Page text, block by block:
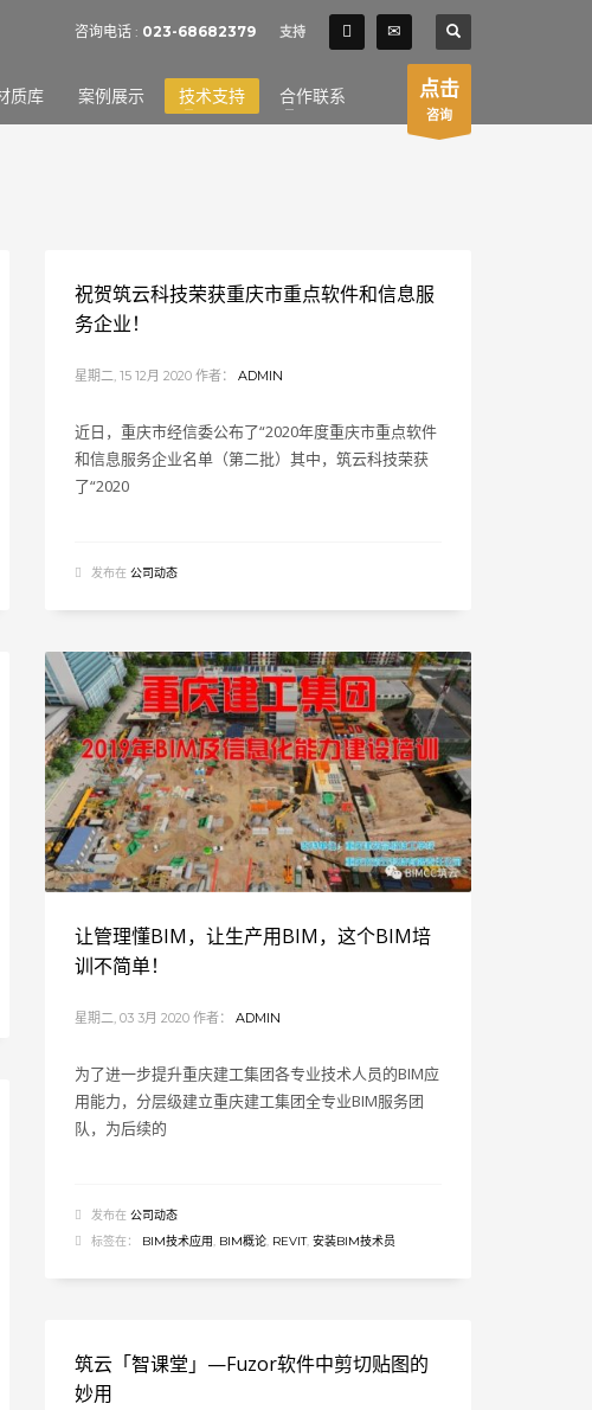
SHOWROOM HOURS
Mon-Fri 9:00AM - 6:00AM
Sat - 9:00AM-5:00PM
Sundays by appointment only!
咨询电话 : 023-68682379 支持
质库 案例展示 技术支持 合作联系 点击
咨询
祝贺筑云科技荣获重庆市重点软件和信息服
务企业！
星期二, 15 12月 2020 作者： ADMIN
近日，重庆市经信委公布了“2020年度重庆市重点软件
和信息服务企业名单（第二批）其中，筑云科技荣获
了“2020
发布在 公司动态
让管理懂BIM，让生产用BIM，这个BIM培
训不简单！
星期二, 03 3月 2020 作者： ADMIN
为了进一步提升重庆建工集团各专业技术人员的BIM应
用能力，分层级建立重庆建工集团全专业BIM服务团
队，为后续的
发布在 公司动态
标签在：
BIM技术应用, BIM概论, REVIT, 安装BIM技术员
筑云「智课堂」—Fuzor软件中剪切贴图的
妙用